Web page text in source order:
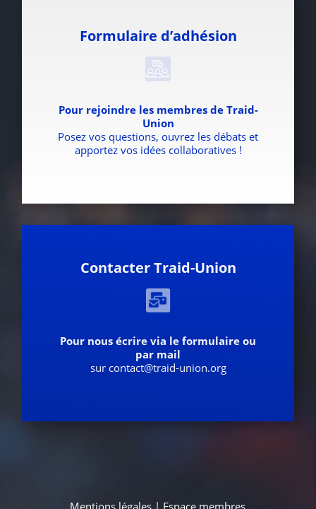
Formulaire d’adhésion
Pour rejoindre les membres de Traid-
Union
Posez vos questions, ouvrez les débats et
apportez vos idées collaboratives !
Contacter Traid-Union
Pour nous écrire via le formulaire ou
par mail
sur contact@traid-union.org
Mentions légales | Espace membres